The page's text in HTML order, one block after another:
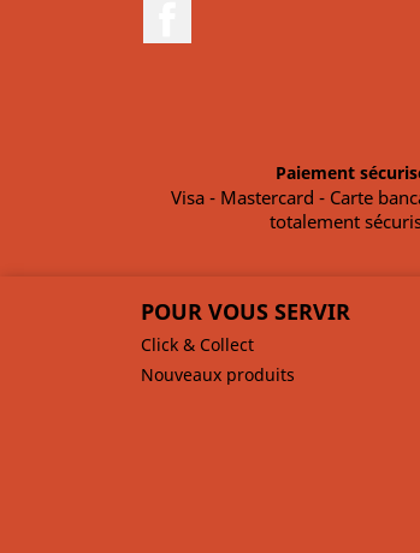
Paiement
Visa - Mastercard - Carte
totalement
POUR VOUS SERVIR
Click & Collect
Nouveaux produits